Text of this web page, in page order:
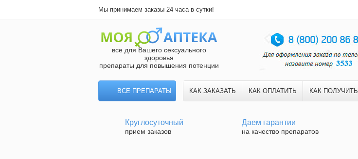
Мы принимаем заказы 24 часа в сутки!
все для Вашего сексуального
здоровья
препараты для повышения потенции
ВСЕ ПРЕПАРАТЫ КАК ЗАКАЗАТЬ КАК ОПЛАТИТЬ КАК ПОЛУЧИТЬ
Круглосуточный
прием заказов
Даем гарантии
на качество препаратов